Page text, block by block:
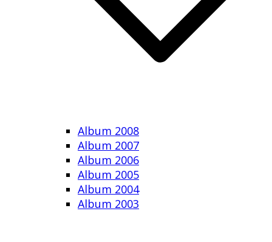
Album 2008
Album 2007
Album 2006
Album 2005
Album 2004
Album 2003